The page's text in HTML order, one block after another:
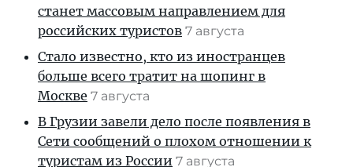
станет массовым направлением для
российских туристов 7 августа
Стало известно, кто из иностранцев
больше всего тратит на шопинг в
Москве 7 августа
В Грузии завели дело после появления в
Сети сообщений о плохом отношении к
туристам из России 7 августа